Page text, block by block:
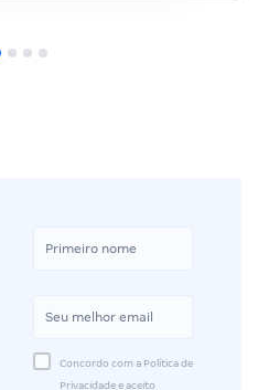
Concordo com a Política de
Privacidade e aceito